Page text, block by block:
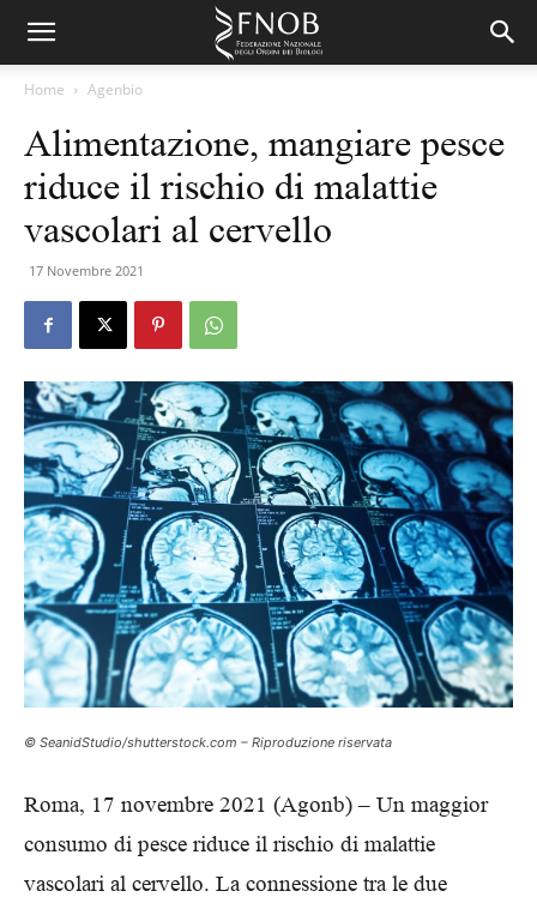
Home Agenbio
Alimentazione, mangiare pesce
riduce il rischio di malattie
vascolari al cervello
17 Novembre 2021
© SeanidStudio/shutterstock.com – Riproduzione riservata
Roma, 17 novembre 2021 (Agonb) – Un maggior
consumo di pesce riduce il rischio di malattie
vascolari al cervello. La connessione tra le due